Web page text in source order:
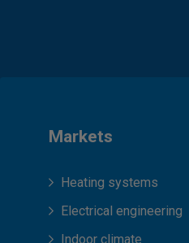
Markets
Heating systems
Electrical engineering
Indoor climate